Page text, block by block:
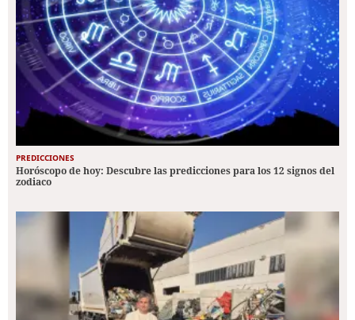
PREDICCIONES
Horóscopo de hoy: Descubre las predicciones para los 12 signos del
zodiaco